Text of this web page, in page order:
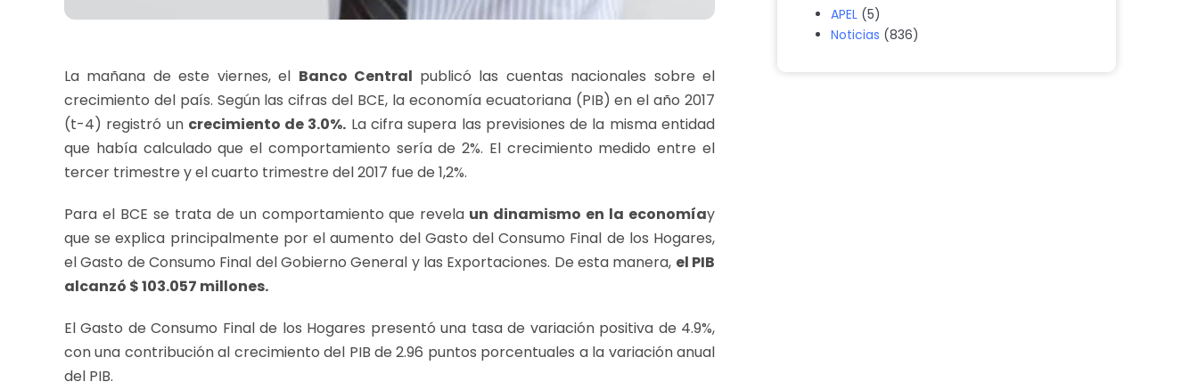
La mañana de este viernes, el Banco Central publicó las cuentas nacionales sobre el
crecimiento del país. Según las cifras del BCE, la economía ecuatoriana (PIB) en el año 2017
(t-4) registró un crecimiento de 3.0%. La cifra supera las previsiones de la misma entidad
que había calculado que el comportamiento sería de 2%. El crecimiento medido entre el
tercer trimestre y el cuarto trimestre del 2017 fue de 1,2%.
Para el BCE se trata de un comportamiento que revela un dinamismo en la economíay
que se explica principalmente por el aumento del Gasto del Consumo Final de los Hogares,
el Gasto de Consumo Final del Gobierno General y las Exportaciones. De esta manera, el PIB
alcanzó $ 103.057 millones.
El Gasto de Consumo Final de los Hogares presentó una tasa de variación positiva de 4.9%,
con una contribución al crecimiento del PIB de 2.96 puntos porcentuales a la variación anual
del PIB.
APEL (5)
Noticias (836)